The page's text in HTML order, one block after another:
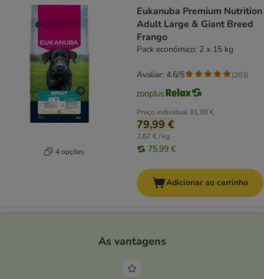
4 opções
Eukanuba Premium Nutrition
Adult Large & Giant Breed
Frango
Pack económico: 2 x 15 kg
Preço individual81,98 €
79,99 €
2,67 € / kg
75,99 €
Avaliar: 4.6/5 (203)
Adicionar ao carrinho
As vantagens